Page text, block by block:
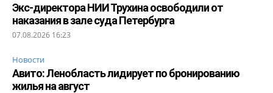
Экс-директора НИИ Трухина освободили от
наказания в зале суда Петербурга
07.08.2026 16:23
Новости
Авито: Ленобласть лидирует по бронированию
жилья на август